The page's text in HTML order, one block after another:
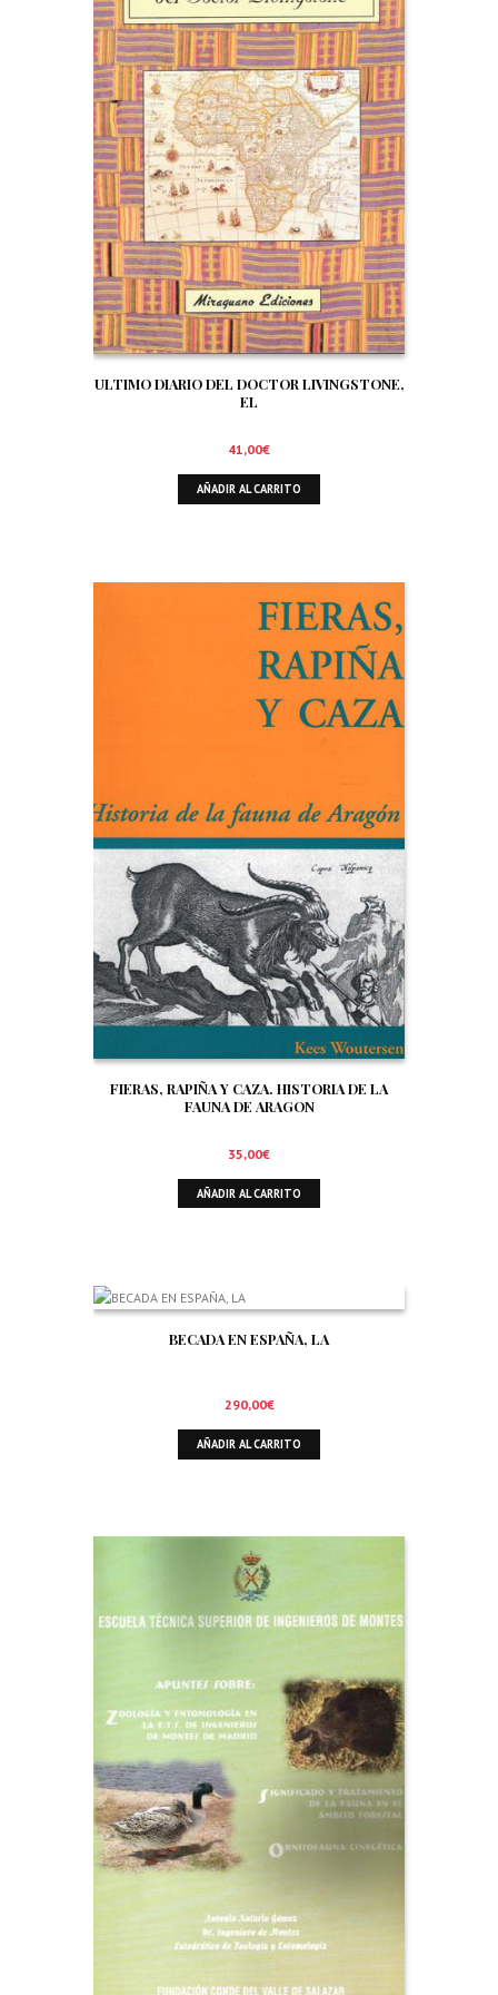
ULTIMO DIARIO DEL DOCTOR LIVINGSTONE,
EL
41,00€
AÑADIR AL CARRITO
FIERAS, RAPIÑA Y CAZA. HISTORIA DE LA
FAUNA DE ARAGON
35,00€
AÑADIR AL CARRITO
BECADA EN ESPAÑA, LA
290,00€
AÑADIR AL CARRITO